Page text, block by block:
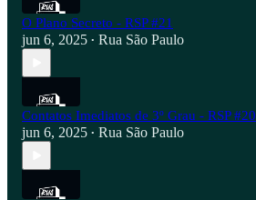
O Plano Secreto - RSP #21
jun 6, 2025 • Rua São Paulo
Contatos Imediatos de 3º Grau - RSP #20
jun 6, 2025 • Rua São Paulo